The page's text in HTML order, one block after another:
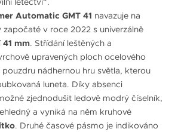
Automatic GMT 41 navazuje na
započaté v roce 2022 s univerzálně
41 mm. Střídání leštěných a
upravených ploch ocelového
nádhernou hru světla, kterou
luneta. Díky absenci
zjednodušit ledově modrý číselník,
a vyniká na něm kruhové
. Druhé časové pásmo je indikováno